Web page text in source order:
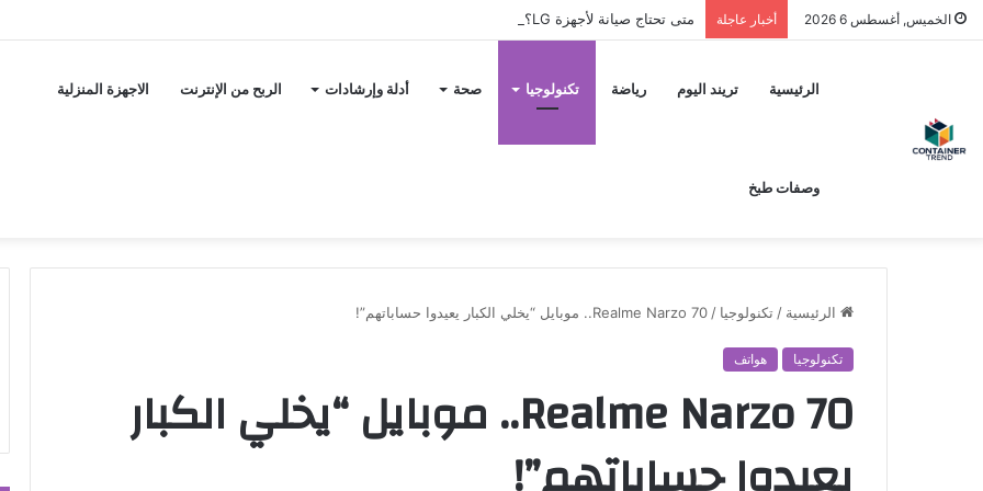
نموذج التواصل
إرسال
الخميس, أغسطس 6 2026 أخبار عاجلة متى تحتاج صيانة لأجهزة LG؟ وكيف تختار مركز الصيانة الصحيح في مصر
الرئيسية تريند اليوم رياضة تكنولوجيا صحة أدلة وإرشادات الربح من الإنترنت الاجهزة المنزلية
وصفات طبخ
الرئيسية / تكنولوجيا / Realme Narzo 70.. موبايل “يخلي الكبار يعيدوا حساباتهم”!
تكنولوجيا هواتف
Realme Narzo 70.. موبايل “يخلي الكبار